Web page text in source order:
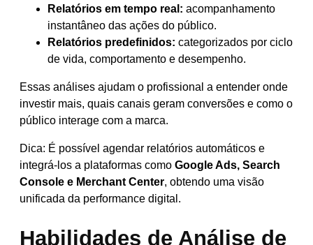
Relatórios em tempo real: acompanhamento
instantâneo das ações do público.
Relatórios predefinidos: categorizados por ciclo
de vida, comportamento e desempenho.
Essas análises ajudam o profissional a entender onde
investir mais, quais canais geram conversões e como o
público interage com a marca.
Dica: É possível agendar relatórios automáticos e
integrá-los a plataformas como Google Ads, Search
Console e Merchant Center, obtendo uma visão
unificada da performance digital.
Habilidades de Análise de